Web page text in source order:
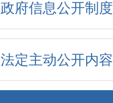
政府信息公开制度
法定主动公开内容